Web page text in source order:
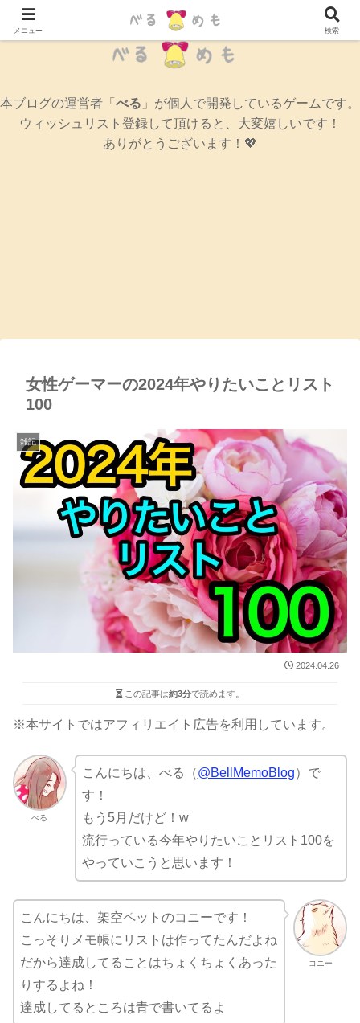
辛口女性ゲームブログ
本ブログの運営者「 べる 」が個人で開発しているゲームです。
ウィッシュリスト登録して頂けると、大変嬉しいです！
ありがとうございます！💖
女性ゲーマーの2024年やりたいことリスト
100
雑記
2024.04.26
この記事は約3分で読めます。
※本サイトではアフィリエイト広告を利用しています。
べる
こんにちは、べる（@BellMemoBlog）で
す！
もう5月だけど！w
流行っている今年やりたいことリスト100を
やっていこうと思います！
コニー
こんにちは、架空ペットのコニーです！
こっそりメモ帳にリストは作ってたんだよね
だから達成してることはちょくちょくあった
りするよね！
達成してるところは青で書いてるよ
メニュー 検索